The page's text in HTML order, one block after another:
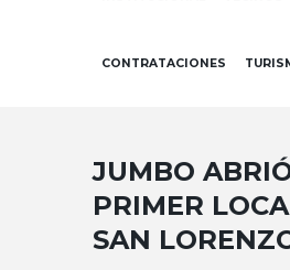
CONTRATACIONES
JUMBO
PRIMER
SAN